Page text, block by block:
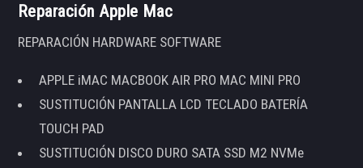
Reparación Apple Mac
REPARACIÓN HARDWARE SOFTWARE
APPLE iMAC MACBOOK AIR PRO MAC MINI PRO
SUSTITUCIÓN PANTALLA LCD TECLADO BATERÍA
TOUCH PAD
SUSTITUCIÓN DISCO DURO SATA SSD M2 NVMe